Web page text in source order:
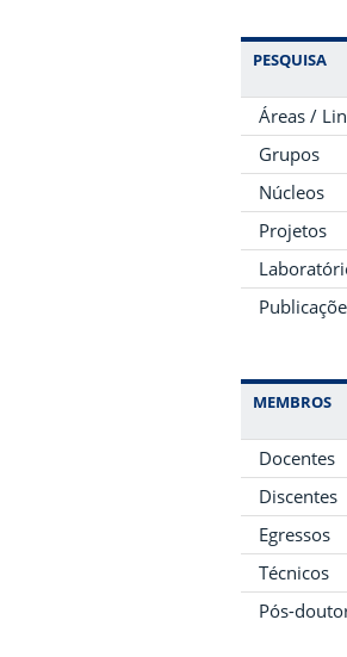
PESQUISA
Áreas /
Grupos
Núcleos
Projetos
MEMBROS
Docentes
Discentes
Egressos
Técnicos
Pós-